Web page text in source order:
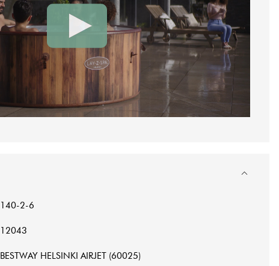
140-2-6
12043
BESTWAY HELSINKI AIRJET (60025)